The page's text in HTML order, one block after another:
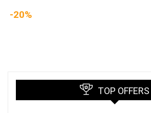
-20%
TOP OFFERS